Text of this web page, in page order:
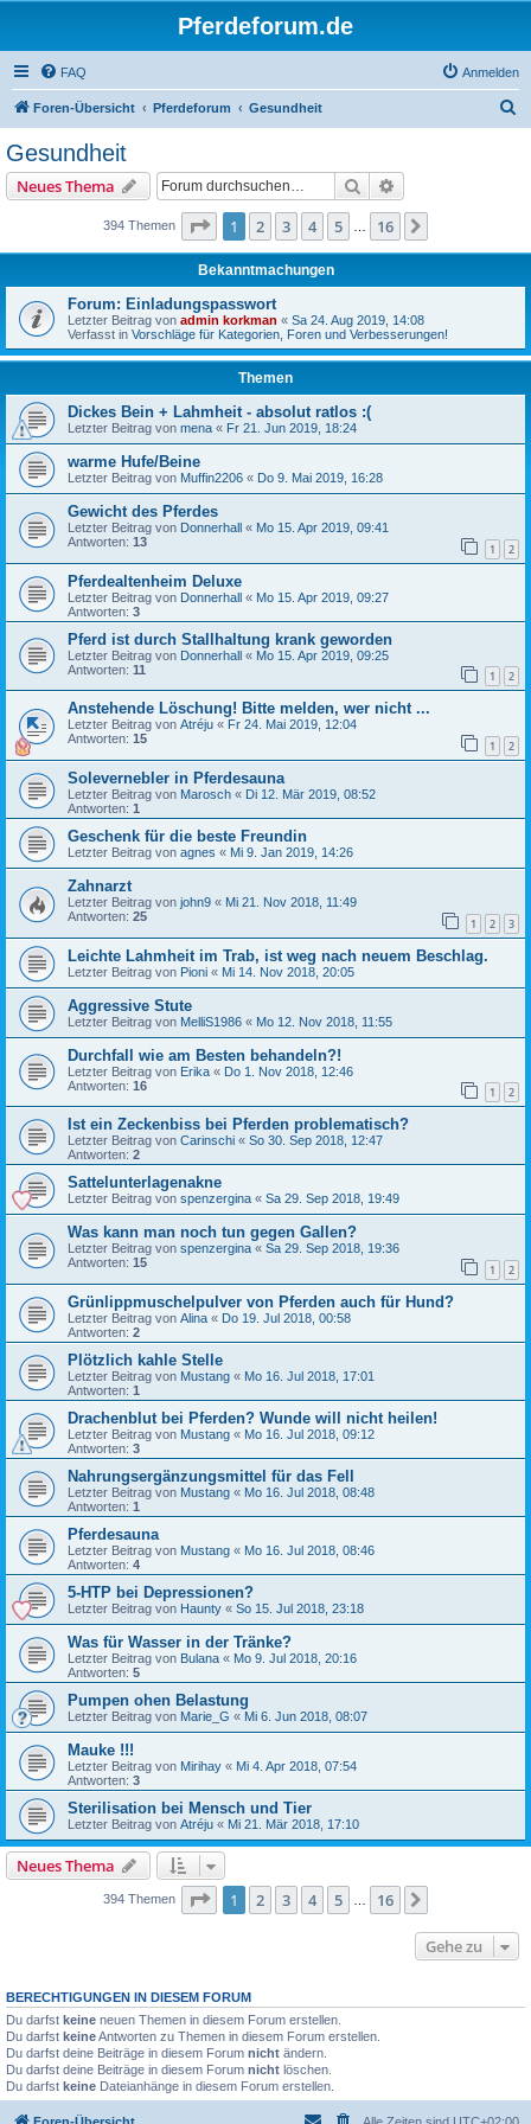
Pferdeforum.de
FAQ Anmelden
Foren-Übersicht Pferdeforum Gesundheit
Gesundheit
Neues Thema Suche
394 Themen Seite 1von 16
1 2 3 4 5 16
Bekanntmachungen
Forum: Einladungspasswort
Letzter Beitrag von admin korkman « Sa 24. Aug 2019, 14:08
Verfasst in Vorschläge für Kategorien, Foren und Verbesserungen!
Themen
Dickes Bein + Lahmheit - absolut ratlos :(
Letzter Beitrag von mena « Fr 21. Jun 2019, 18:24
warme Hufe/Beine
Letzter Beitrag von Muffin2206 « Do 9. Mai 2019, 16:28
Gewicht des Pferdes
Letzter Beitrag von Donnerhall « Mo 15. Apr 2019, 09:41
Antworten: 13 1 2
Pferdealtenheim Deluxe
Letzter Beitrag von Donnerhall « Mo 15. Apr 2019, 09:27
Antworten: 3
Pferd ist durch Stallhaltung krank geworden
Letzter Beitrag von Donnerhall « Mo 15. Apr 2019, 09:25
Antworten: 11 1 2
Anstehende Löschung! Bitte melden, wer nicht ...
Letzter Beitrag von Atréju « Fr 24. Mai 2019, 12:04
Antworten: 15 1 2
Solevernebler in Pferdesauna
Letzter Beitrag von Marosch « Di 12. Mär 2019, 08:52
Antworten: 1
Geschenk für die beste Freundin
Letzter Beitrag von agnes « Mi 9. Jan 2019, 14:26
Zahnarzt
Letzter Beitrag von john9 « Mi 21. Nov 2018, 11:49
Antworten: 25 1 2 3
Leichte Lahmheit im Trab, ist weg nach neuem Beschlag.
Letzter Beitrag von Pioni « Mi 14. Nov 2018, 20:05
Aggressive Stute
Letzter Beitrag von MelliS1986 « Mo 12. Nov 2018, 11:55
Durchfall wie am Besten behandeln?!
Letzter Beitrag von Erika « Do 1. Nov 2018, 12:46
Antworten: 16 1 2
Ist ein Zeckenbiss bei Pferden problematisch?
Letzter Beitrag von Carinschi « So 30. Sep 2018, 12:47
Antworten: 2
Sattelunterlagenakne
Letzter Beitrag von spenzergina « Sa 29. Sep 2018, 19:49
Was kann man noch tun gegen Gallen?
Letzter Beitrag von spenzergina « Sa 29. Sep 2018, 19:36
Antworten: 15 1 2
Grünlippmuschelpulver von Pferden auch für Hund?
Letzter Beitrag von Alina « Do 19. Jul 2018, 00:58
Antworten: 2
Plötzlich kahle Stelle
Letzter Beitrag von Mustang « Mo 16. Jul 2018, 17:01
Antworten: 1
Drachenblut bei Pferden? Wunde will nicht heilen!
Letzter Beitrag von Mustang « Mo 16. Jul 2018, 09:12
Antworten: 3
Nahrungsergänzungsmittel für das Fell
Letzter Beitrag von Mustang « Mo 16. Jul 2018, 08:48
Antworten: 1
Pferdesauna
Letzter Beitrag von Mustang « Mo 16. Jul 2018, 08:46
Antworten: 4
5-HTP bei Depressionen?
Letzter Beitrag von Haunty « So 15. Jul 2018, 23:18
Was für Wasser in der Tränke?
Letzter Beitrag von Bulana « Mo 9. Jul 2018, 20:16
Antworten: 5
Pumpen ohen Belastung
Letzter Beitrag von Marie_G « Mi 6. Jun 2018, 08:07
Mauke !!!
Letzter Beitrag von Mirihay « Mi 4. Apr 2018, 07:54
Antworten: 3
Sterilisation bei Mensch und Tier
Letzter Beitrag von Atréju « Mi 21. Mär 2018, 17:10
Neues Thema
394 Themen Seite 1von 16
1 2 3 4 5 16
Gehe zu
BERECHTIGUNGEN IN DIESEM FORUM
Du darfst keine neuen Themen in diesem Forum erstellen.
Du darfst keineAntworten zu Themen in diesem Forum erstellen.
Du darfst deine Beiträge in diesem Forum nicht ändern.
Du darfst deine Beiträge in diesem Forum nicht löschen.
Du darfst keine Dateianhänge in diesem Forum erstellen.